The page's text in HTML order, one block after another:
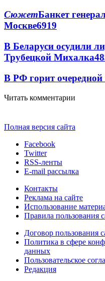
СюжетБанкет
Москве6919
В Беларуси осудили
Трубецкой Михалка
В РФ горит
Читать комментарии
Полная версия сайта
Facebook
Twitter
RSS-ленты
E-mail рассылка
Контакты
Реклама на сайте
Использование
Правила пользования
Договор пользования
Политика в сфере
данных
Пользовательское
Редакция